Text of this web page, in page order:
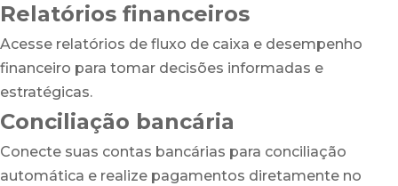
Relatórios financeiros
Acesse relatórios de fluxo de caixa e desempenho
financeiro para tomar decisões informadas e
estratégicas.
Conciliação bancária
Conecte suas contas bancárias para conciliação
automática e realize pagamentos diretamente no